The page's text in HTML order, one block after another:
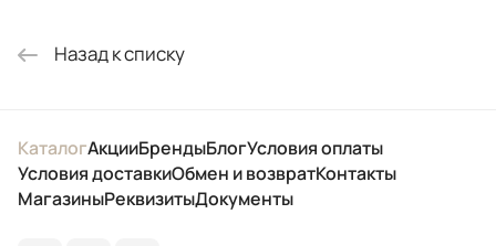
Назад к списку
КаталогАкцииБрендыБлогУсловия оплаты
Условия доставкиОбмен и возвратКонтакты
МагазиныРеквизитыДокументы